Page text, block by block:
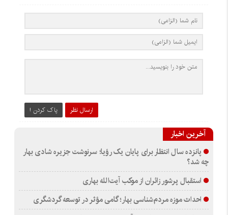
ارسال نظر پاک کردن !
آخرین اخبار
پانزده سال انتظار برای پایان یک رؤیا؛ سرنوشت جزیره شادی بهار
چه شد؟
استقبال پرشور زائران از موکب آیت‌الله بهاری
احداث موزه مردم‌شناسی بهار؛ گامی مؤثر در توسعه گردشگری